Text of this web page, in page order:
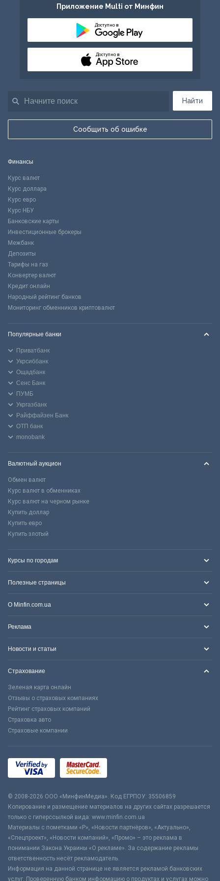
Найти
Сообщить об ошибке
Приложение Multi от Минфин
Доступно в
Доступно в
Финансы
Курс валют
Курс доллара
Курс евро
Курс НБУ
Банковские карты
Инвестиционные брокеры
Межбанк
Депозиты
Тарифы на газ
Конвертер валют
Кредит онлайн
Народный рейтинг банков
Мониторинг обменников криптовалют
Популярные банки
Приватбанк
Укрсиббанк
Ощадбанк
Сенс Банк
ПУМБ
Укргазбанк
Райффайзен Банк
ОТП банк
monobank
Валютный аукцион
Обмен валют
Курс валют в обменниках
Курс валют на черном рынке
Купить доллар
Купить евро
Купить злотый
Курсы по городам
Полезные страницы
О Minfin.com.ua
Реклама
Новости и статьи
Страхование
Зеленая карта онлайн
Отзывы о страховых компаниях
Рейтинг страховых компаний
Страховка авто
Страховые компании
© 2008-2026 ООО «МинфинМедиа». Код ЕГРПОУ: 35506859
Копирование и размещение материалов на других сайтах разрешается
только с гиперссылкой вида: www.minfin.com.ua
Материалы с пометками «Р», «Новости партнёров», «Актуально»,
«Спецпроект», «Новости компаний», «Промо» – это реклама в
понимании Закона Украины «О рекламе». За содержание рекламы
ответственность несёт рекламодатель.
Информация на данной странице не является рекламой банковских
услуг. Проверенную банком информацию о продуктах и услугах можно